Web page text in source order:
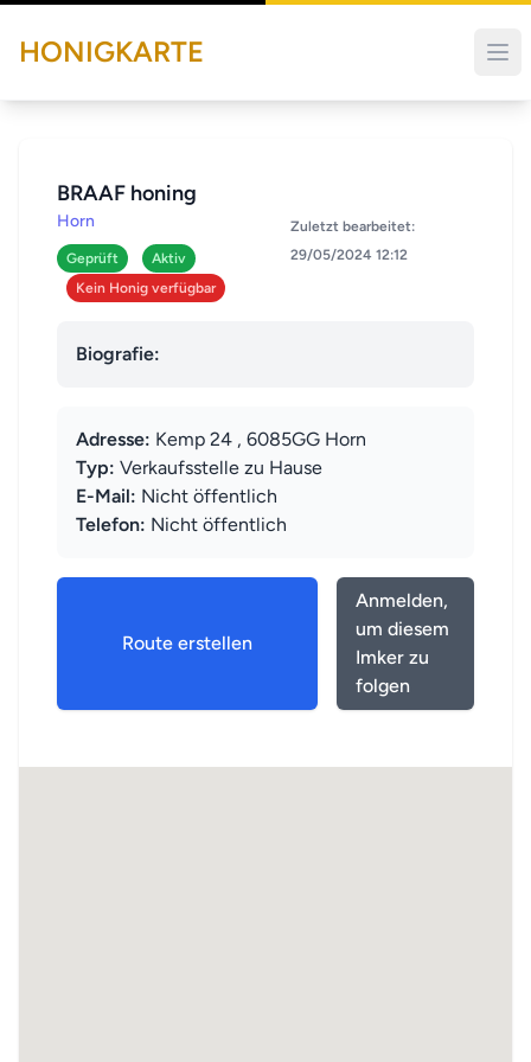
HONIGKARTE
BRAAF honing
Horn
Geprüft
Aktiv
Kein Honig verfügbar
Zuletzt bearbeitet:
29/05/2024 12:12
Biografie:
Adresse: Kemp 24 , 6085GG Horn
Typ: Verkaufsstelle zu Hause
E-Mail: Nicht öffentlich
Telefon: Nicht öffentlich
Route erstellen
Anmelden,
um diesem
Imker zu
folgen